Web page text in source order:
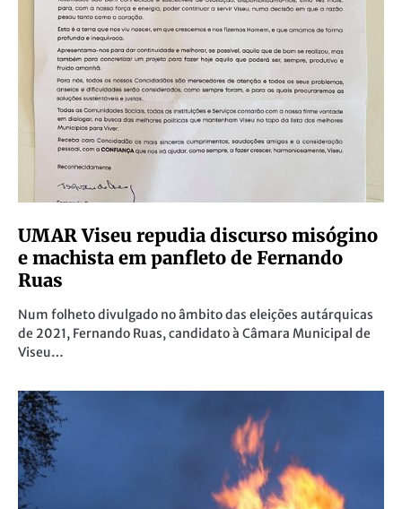
UMAR Viseu repudia discurso misógino
e machista em panfleto de Fernando
Ruas
Num folheto divulgado no âmbito das eleições autárquicas
de 2021, Fernando Ruas, candidato à Câmara Municipal de
Viseu…